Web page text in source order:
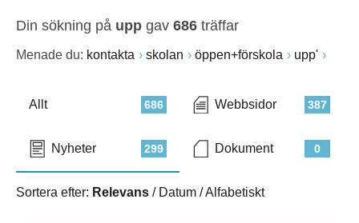
Din sökning på upp gav 686 träffar
Menade du: kontakta skolan öppen+förskola upp'
686
Allt 387
Webbsidor
299
Nyheter 0
Dokument
Sortera efter: Relevans / Datum /Alfabetiskt